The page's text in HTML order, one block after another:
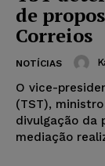
de
Correios
NOTÍCIAS
O vice-
(TST),
divulgação da
mediação